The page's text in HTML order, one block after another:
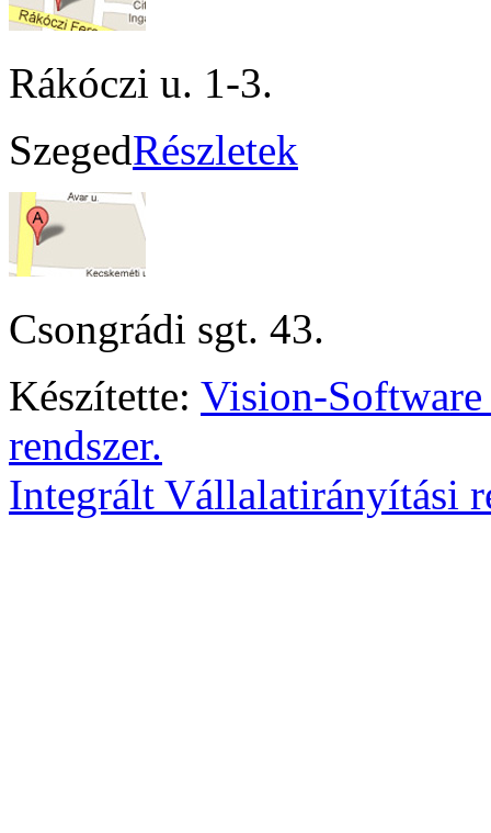
Rákóczi u. 1-3.
SzegedRészletek
Csongrádi sgt. 43.
Készítette: Vision-
rendszer.
Integrált Vállalatirányítási